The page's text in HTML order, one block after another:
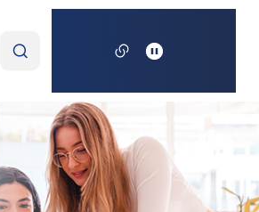
wyszukiwaną